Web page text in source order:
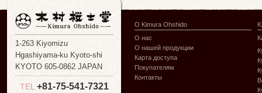
1-263 Kiyomizu
Hgashiyama-ku Kyoto-shi
KYOTO 605-0862 JAPAN
TEL +81-75-541-7321
О Kimura Ohshido
О нас
О нашей продукции
Карта доступа
Покупателям
Контакты